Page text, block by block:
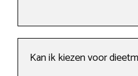
Kan ik kiezen voor